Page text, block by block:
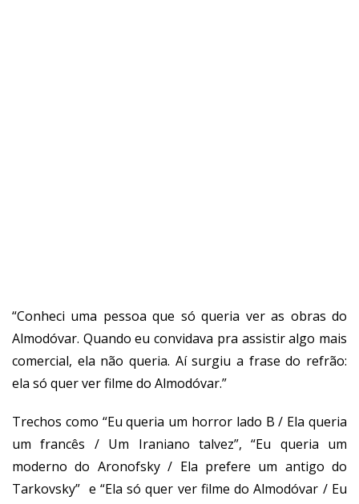
“Conheci uma pessoa que só queria ver as obras do
Almodóvar. Quando eu convidava pra assistir algo mais
comercial, ela não queria. Aí surgiu a frase do refrão:
ela só quer ver filme do Almodóvar.”
Trechos como “Eu queria um horror lado B / Ela queria
um francês / Um Iraniano talvez”, “Eu queria um
moderno do Aronofsky / Ela prefere um antigo do
Tarkovsky” e “Ela só quer ver filme do Almodóvar / Eu